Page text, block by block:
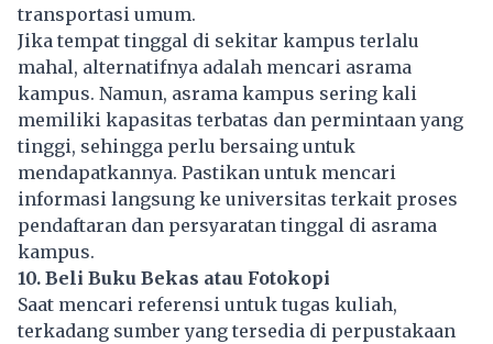
transportasi umum.
Jika tempat tinggal di sekitar kampus terlalu
mahal, alternatifnya adalah mencari asrama
kampus. Namun, asrama kampus sering kali
memiliki kapasitas terbatas dan permintaan yang
tinggi, sehingga perlu bersaing untuk
mendapatkannya. Pastikan untuk mencari
informasi langsung ke universitas terkait proses
pendaftaran dan persyaratan tinggal di asrama
kampus.
10. Beli Buku Bekas atau Fotokopi
Saat mencari referensi untuk tugas kuliah,
terkadang sumber yang tersedia di perpustakaan